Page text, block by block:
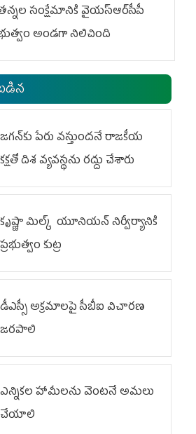
సంక్షేమానికి వైయ‌స్ఆర్‌సీపీ
అండగా నిలిచింది
జగన్‌కు పేరు వస్తుందనే రాజకీయ
కక్షతో దిశ వ్య‌వ‌స్థ‌ను రద్దు చేశారు
కృష్ణా మిల్క్‌ యూనియన్‌ నిర్వీర్యానికి
ప్రభుత్వం కుట్ర
డీఎస్సీ అక్రమాలపై సీబీఐ విచారణ
జరపాలి
ఎన్నికల హామీలను వెంటనే అమలు
చేయాలి